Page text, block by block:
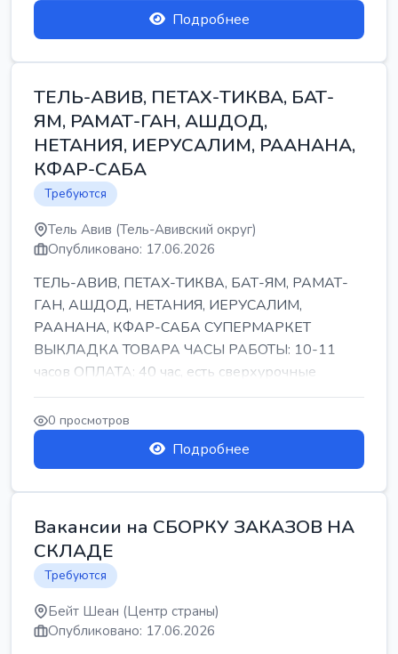
Подробнее
ТЕЛЬ-АВИВ, ПЕТАХ-ТИКВА, БАТ-
ЯМ, РАМАТ-ГАН, АШДОД,
НЕТАНИЯ, ИЕРУСАЛИМ, РААНАНА,
КФАР-САБА
Требуются
Тель Авив (Тель-Авивский округ)
Опубликовано: 17.06.2026
ТЕЛЬ-АВИВ, ПЕТАХ-ТИКВА, БАТ-ЯМ, РАМАТ-
ГАН, АШДОД, НЕТАНИЯ, ИЕРУСАЛИМ,
РААНАНА, КФАР-САБА СУПЕРМАРКЕТ
ВЫКЛАДКА ТОВАРА ЧАСЫ РАБОТЫ: 10-11
часов ОПЛАТА: 40 час, есть сверхурочные
ПИТАНИЕ ЕСТЬ Для синих б...
0 просмотров
Подробнее
Вакансии на СБОРКУ ЗАКАЗОВ НА
СКЛАДЕ
Требуются
Бейт Шеан (Центр страны)
Опубликовано: 17.06.2026